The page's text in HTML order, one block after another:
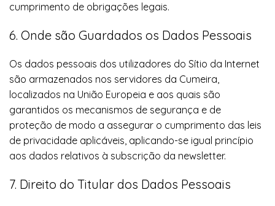
cumprimento de obrigações legais.
6. Onde são Guardados os Dados Pessoais
Os dados pessoais dos utilizadores do Sítio da Internet
são armazenados nos servidores da Cumeira,
localizados na União Europeia e aos quais são
garantidos os mecanismos de segurança e de
proteção de modo a assegurar o cumprimento das leis
de privacidade aplicáveis, aplicando-se igual princípio
aos dados relativos à subscrição da newsletter.
7. Direito do Titular dos Dados Pessoais